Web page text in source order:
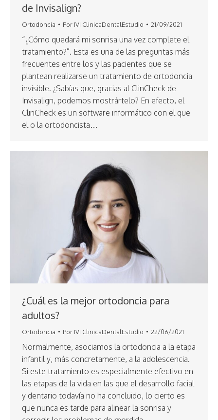
de Invisalign?
Ortodoncia Por IVI ClinicaDentalEstudio 21/09/2021
“¿Cómo quedará mi sonrisa una vez complete el
tratamiento?”. Esta es una de las preguntas más
frecuentes entre los y las pacientes que se
plantean realizarse un tratamiento de ortodoncia
invisible. ¿Sabías que, gracias al ClinCheck de
Invisalign, podemos mostrártelo? En efecto, el
ClinCheck es un software informático con el que
el o la ortodoncista…
¿Cuál es la mejor ortodoncia para
adultos?
Ortodoncia Por IVI ClinicaDentalEstudio 22/06/2021
Normalmente, asociamos la ortodoncia a la etapa
infantil y, más concretamente, a la adolescencia.
Si este tratamiento es especialmente efectivo en
las etapas de la vida en las que el desarrollo facial
y dentario todavía no ha concluido, lo cierto es
que nunca es tarde para alinear la sonrisa y